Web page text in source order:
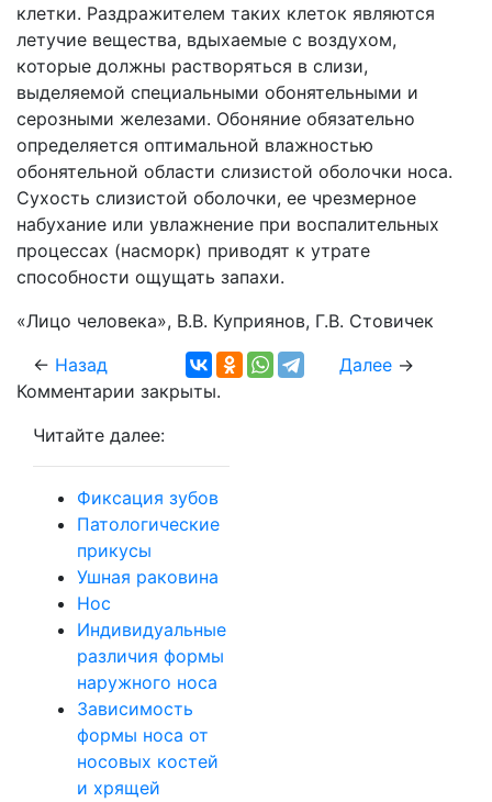
клетки. Раздражителем таких клеток являются
летучие вещества, вдыхаемые с воздухом,
которые должны растворяться в слизи,
выделяемой специальными обонятельными и
серозными железами. Обоняние обязательно
определяется оптимальной влажностью
обонятельной области слизистой оболочки носа.
Сухость слизистой оболочки, ее чрезмерное
набухание или увлажнение при воспалительных
процессах (насморк) приводят к утрате
способности ощущать запахи.
«Лицо человека», В.В. Куприянов, Г.В. Стовичек
← Назад Далее→
Комментарии закрыты.
Читайте далее:
Фиксация зубов
Патологические
прикусы
Ушная раковина
Нос
Индивидуальные
различия формы
наружного носа
Зависимость
формы носа от
носовых костей
и хрящей